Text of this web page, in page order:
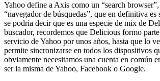
Yahoo define a Axis como un “search
“navegador de búsquedas”, que en definitiva
se podría decir que es una especie de mix de
buscador, recordemos que Delicious formo
servicio de Yahoo por unos años, hasta que lo
permite sincronizarse en todos los dispositivos
obviamente necesitamos una cuenta en común
ser la misma de Yahoo, Facebook o Google.